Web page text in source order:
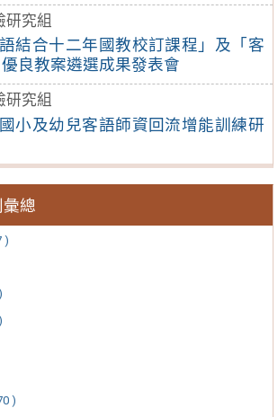
研究組
結合十二年國教校訂課程」及「客
良教案遴選成果發表會
研究組
小及幼兒客語師資回流增能訓練研
總
)
)